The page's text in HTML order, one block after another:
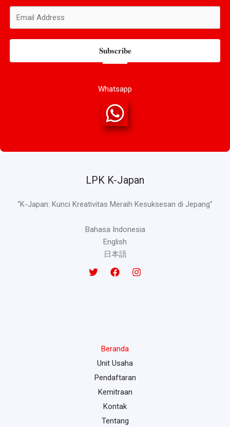
Subscribe
Whatsapp
LPK K-Japan
“K-Japan: Kunci Kreativitas Meraih Kesuksesan di Jepang”
Bahasa Indonesia
English
日本語
Beranda
Unit Usaha
Pendaftaran
Kemitraan
Kontak
Tentang